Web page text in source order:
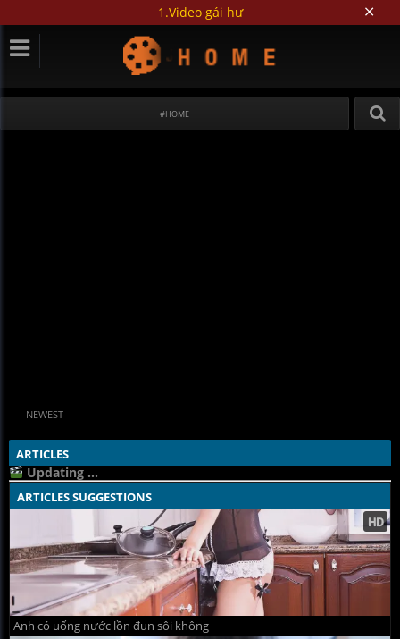
#HOME
NEWEST
ARTICLES
Updating ...
ARTICLES SUGGESTIONS
Anh có uống nước lồn đun sôi không
1.Video gái hư